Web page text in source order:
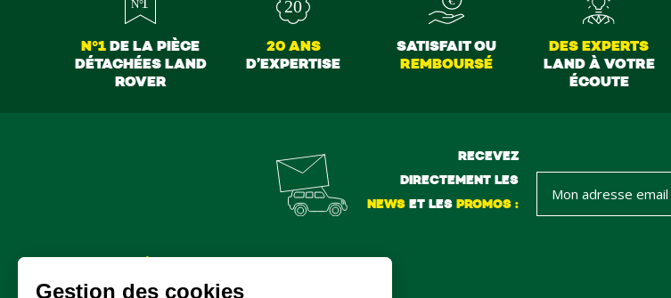
N°1DE LA PIÈCE
DÉTACHÉES LAND
ROVER
20 ANS
D’EXPERTISE
SATISFAIT OU
REMBOURSÉ
DES EXPERTS
LAND À VOTRE
ÉCOUTE
RECEVEZ
DIRECTEMENT LES
NEWSET LES PROMOS :